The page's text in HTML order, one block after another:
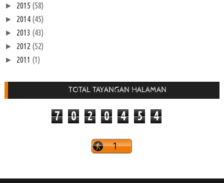
► 2015 (58)
► 2014 (45)
► 2013 (43)
► 2012 (52)
► 2011 (1)
TOTAL TAYANGAN HALAMAN
7 0 2 0 4 5 4